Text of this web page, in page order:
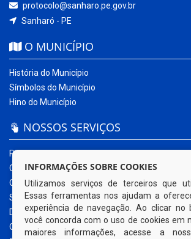
protocolo@sanharo.pe.gov.br
Sanharó - PE
O MUNICÍPIO
História do Município
Símbolos do Município
Hino do Município
NOSSOS SERVIÇOS
Portal da Transparência
Carta de Serviços ao Usuário
Ouvidoria Municipal
Sistema Eletrônico – e-SIC
Diário Oficial
Quadro de Avisos
INFORMAÇÕES SOBRE COOKIES
Utilizamos serviços de terceiros que
Essas ferramentas nos ajudam a
experiência de navegação. Ao clicar no
você concorda com o uso de cookies em
maiores informações, acesse a